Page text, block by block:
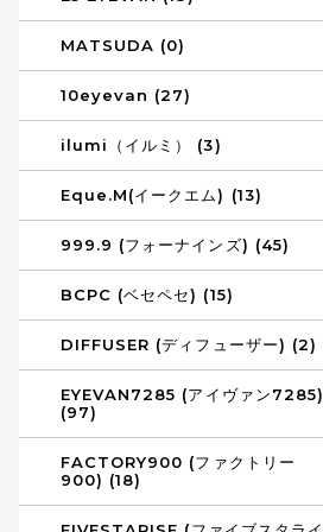
MATSUDA (0)
10eyevan (27)
ilumi（イルミ） (3)
Eque.M(イークエム) (13)
999.9 (フォーナインズ) (45)
BCPC (ベセペセ) (15)
DIFFUSER (ディフューザー) (2)
EYEVAN7285 (アイヴァン7285)
(97)
FACTORY900 (ファクトリー
900) (18)